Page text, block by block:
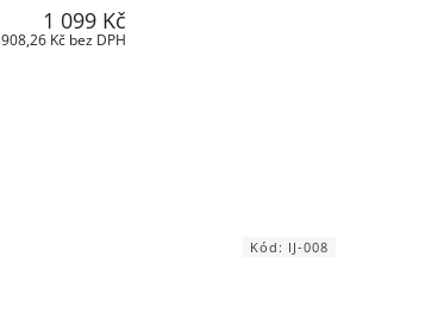
1 099 Kč
908,26 Kč bez DPH
Kód: IJ-008